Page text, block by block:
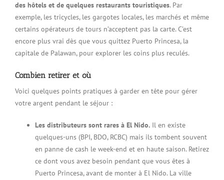
des hôtels et de quelques restaurants touristiques. Par
exemple, les tricycles, les gargotes locales, les marchés et même
certains opérateurs de tours n’acceptent pas la carte. C’est
encore plus vrai dès que vous quittez Puerto Princesa, la
capitale de Palawan, pour explorer les coins plus reculés.
Combien retirer et où
Voici quelques points pratiques à garder en tête pour gérer
votre argent pendant le séjour :
Les distributeurs sont rares à El Nido. Il en existe
quelques-uns (BPI, BDO, RCBC) mais ils tombent souvent
en panne de cash le week-end et en haute saison. Retirez
ce dont vous avez besoin pendant que vous êtes à
Puerto Princesa, avant de monter à El Nido. La ville